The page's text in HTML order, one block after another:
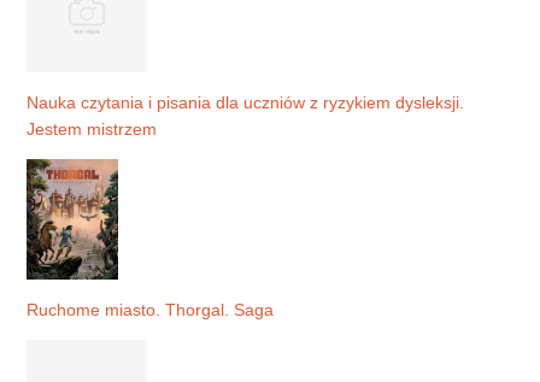
Nauka czytania i pisania dla uczniów z ryzykiem dysleksji.
Jestem mistrzem
Ruchome miasto. Thorgal. Saga